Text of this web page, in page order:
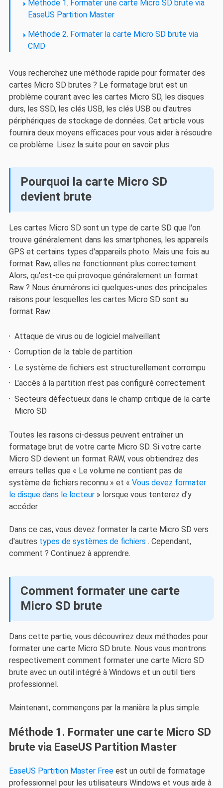
Méthode 1. Formater une carte Micro SD brute via
EaseUS Partition Master
Méthode 2. Formater la carte Micro SD brute via
CMD
Vous recherchez une méthode rapide pour formater des
cartes Micro SD brutes ? Le formatage brut est un
problème courant avec les cartes Micro SD, les disques
durs, les SSD, les clés USB, les clés USB ou d'autres
périphériques de stockage de données. Cet article vous
fournira deux moyens efficaces pour vous aider à résoudre
ce problème. Lisez la suite pour en savoir plus.
Pourquoi la carte Micro SD
devient brute
Les cartes Micro SD sont un type de carte SD que l'on
trouve généralement dans les smartphones, les appareils
GPS et certains types d'appareils photo. Mais une fois au
format Raw, elles ne fonctionnent plus correctement.
Alors, qu'est-ce qui provoque généralement un format
Raw ? Nous énumérons ici quelques-unes des principales
raisons pour lesquelles les cartes Micro SD sont au
format Raw :
Attaque de virus ou de logiciel malveillant
Corruption de la table de partition
Le système de fichiers est structurellement corrompu
L'accès à la partition n'est pas configuré correctement
Secteurs défectueux dans le champ critique de la carte
Micro SD
Toutes les raisons ci-dessus peuvent entraîner un
formatage brut de votre carte Micro SD. Si votre carte
Micro SD devient un format RAW, vous obtiendrez des
erreurs telles que « Le volume ne contient pas de
système de fichiers reconnu » et « Vous devez formater
le disque dans le lecteur» lorsque vous tenterez d'y
accéder.
Dans ce cas, vous devez formater la carte Micro SD vers
d'autres types de systèmes de fichiers . Cependant,
comment ? Continuez à apprendre.
Comment formater une carte
Micro SD brute
Dans cette partie, vous découvrirez deux méthodes pour
formater une carte Micro SD brute. Nous vous montrons
respectivement comment formater une carte Micro SD
brute avec un outil intégré à Windows et un outil tiers
professionnel.
Maintenant, commençons par la manière la plus simple.
Méthode 1. Formater une carte Micro SD
brute via EaseUS Partition Master
EaseUS Partition Master Freeest un outil de formatage
professionnel pour les utilisateurs Windows et vous aide à